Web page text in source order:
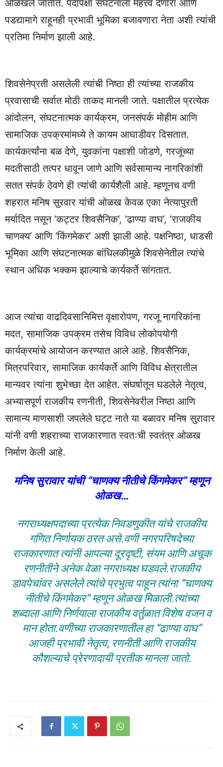
ओळखले जातात. पदापेक्षा संघटनाला महत्त्व देणारा आणि
पडद्यामागे राहूनही प्रभावी भूमिका बजावणारा नेता अशी त्यांची
प्रतिमा निर्माण झाली आहे.
शिवसेनेप्रती असलेली त्यांची निष्ठा ही त्यांच्या राजकीय
प्रवासाची सर्वात मोठी ताकद मानली जाते. पक्षातील प्रत्येक
आंदोलन, संघटनात्मक कार्यक्रम, जनसंपर्क मोहीम आणि
सामाजिक उपक्रमांमध्ये ते कायम आघाडीवर दिसतात.
कार्यकर्त्यांना बळ देणे, युवकांना पक्षाशी जोडणे, गरजूंच्या
मदतीसाठी तत्पर धावून जाणे आणि सर्वसामान्य नागरिकांशी
सतत संपर्क ठेवणे ही त्यांची कार्यशैली आहे. म्हणूनच वणी
शहरात मनिष सुरवार यांची ओळख केवळ एका नेत्यापुरती
मर्यादित नसून ‘कट्टर शिवसैनिक’, ‘ढाण्या वाघ’, ‘राजकीय
चाणक्य’ आणि ‘किंगमेकर’ अशी झाली आहे. पक्षनिष्ठा, धाडसी
भूमिका आणि संघटनात्मक बांधिलकीमुळे शिवसेनेतील त्यांचे
स्थान अधिक भक्कम झाल्याचे कार्यकर्ते सांगतात.
आज त्यांचा वाढदिवसानिमित्त वृक्षारोपण, गरजू नागरिकांना
मदत, सामाजिक उपक्रम तसेच विविध लोकोपयोगी
कार्यक्रमांचे आयोजन करण्यात आले आहे. शिवसैनिक,
मित्रपरिवार, सामाजिक कार्यकर्ते आणि विविध क्षेत्रातील
मान्यवर त्यांना शुभेच्छा देत आहेत. संघर्षातून घडलेले नेतृत्व,
अभ्यासपूर्ण राजकीय रणनीती, शिवसेनेवरील निष्ठा आणि
सामान्य माणसाशी जपलेले घट्ट नाते या बळावर मनिष सुरावार
यांनी वणी शहराच्या राजकारणात स्वतःची स्वतंत्र ओळख
निर्माण केली आहे.
मनिष सुरावार यांची “चाणक्य नीतीचे किंगमेकर” म्हणून
ओळख…
नगराध्यक्षपदाच्या प्रत्येक निवडणुकीत यांचे राजकीय
गणित निर्णायक ठरत असे.वणी नगरपरिषदेच्या
राजकारणात त्यांनी आपल्या दूरदृष्टी, संयम आणि अचूक
रणनीतीने अनेक वेळा नगराध्यक्ष घडवले.राजकीय
डावपेचांवर असलेले त्यांचे प्रभुत्व पाहून त्यांना “चाणक्य
नीतीचे किंगमेकर” म्हणून ओळख मिळाली.त्यांच्या
शब्दाला आणि निर्णयाला राजकीय वर्तुळात विशेष वजन व
मान होता.वणीच्या राजकारणातील हा “ढाण्या वाघ”
आजही प्रभावी नेतृत्व, रणनीती आणि राजकीय
कौशल्याचे प्रेरणादायी प्रतीक मानला जातो.